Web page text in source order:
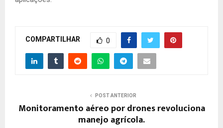
COMPARTILHAR 0
POST ANTERIOR
Monitoramento aéreo por drones revoluciona
manejo agrícola.